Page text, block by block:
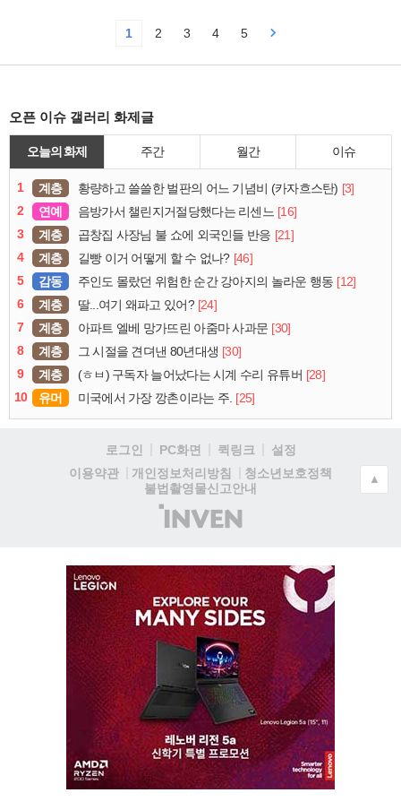
1 2 3 4 5
오픈 이슈 갤러리 화제글
오늘의 화제 주간 월간 이슈
1 계층 황량하고 쓸쓸한 벌판의 어느 기념비 (카자흐스탄) [3]
2
연예 음방가서 챌린지거절당했다는 리센느 [16]
3
계층 곱창집 사장님 불 쇼에 외국인들 반응 [21]
4
계층 길빵 이거 어떻게 할 수 없나? [46]
5
감동 주인도 몰랐던 위험한 순간 강아지의 놀라운 행동 [12]
6
계층 딸...여기 왜파고 있어? [24]
7
계층 아파트 엘베 망가뜨린 아줌마 사과문 [30]
8
계층 그 시절을 견뎌낸 80년대생 [30]
9
계층 (ㅎㅂ) 구독자 늘어났다는 시계 수리 유튜버 [28]
10
유머 미국에서 가장 깡촌이라는 주. [25]
로그인 PC화면 퀵링크
설정
이용약관
개인정보처리방침
청소년보호정책
불법촬영물신고안내
(주)
인
▲